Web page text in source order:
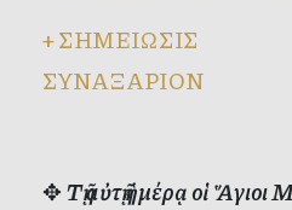
+ΣΗΜΕΙΩΣΙΣ
ΣΥΝΑΞΑΡΙΟΝ
✥Τῇ αὐτῇ ἡμέρᾳ οἱ Ἅγιοι